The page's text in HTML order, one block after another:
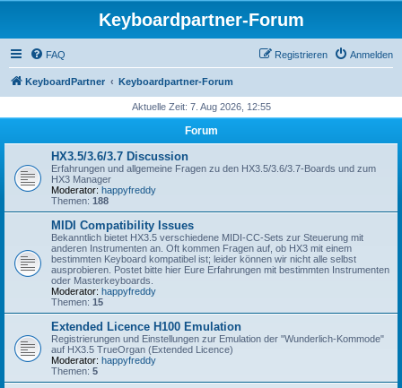
Keyboardpartner-Forum
FAQ Anmelden
Registrieren
KeyboardPartner Keyboardpartner-Forum
Aktuelle Zeit: 7. Aug 2026, 12:55
Forum
HX3.5/3.6/3.7 Discussion
Erfahrungen und allgemeine Fragen zu den HX3.5/3.6/3.7-Boards und zum
HX3 Manager
Moderator: happyfreddy
Themen: 188
MIDI Compatibility Issues
Bekanntlich bietet HX3.5 verschiedene MIDI-CC-Sets zur Steuerung mit
anderen Instrumenten an. Oft kommen Fragen auf, ob HX3 mit einem
bestimmten Keyboard kompatibel ist; leider können wir nicht alle selbst
ausprobieren. Postet bitte hier Eure Erfahrungen mit bestimmten Instrumenten
oder Masterkeyboards.
Moderator: happyfreddy
Themen: 15
Extended Licence H100 Emulation
Registrierungen und Einstellungen zur Emulation der "Wunderlich-Kommode"
auf HX3.5 TrueOrgan (Extended Licence)
Moderator: happyfreddy
Themen: 5